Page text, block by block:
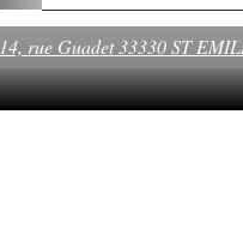
rue Guadet 33330 ST